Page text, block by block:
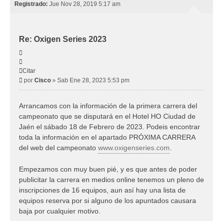
Registrado: Jue Nov 28, 2019 5:17 am
Re: Oxigen Series 2023
Citar
Mensaje
por Cisco » Sab Ene 28, 2023 5:53 pm
Arrancamos con la información de la primera carrera del
campeonato que se disputará en el Hotel HO Ciudad de
Jaén el sábado 18 de Febrero de 2023. Podeis encontrar
toda la información en el apartado PRÓXIMA CARRERA
del web del campeonato www.oxigenseries.com.
Empezamos con muy buen pié, y es que antes de poder
publicitar la carrera en medios online tenemos un pleno de
inscripciones de 16 equipos, aun así hay una lista de
equipos reserva por si alguno de los apuntados causara
baja por cualquier motivo.